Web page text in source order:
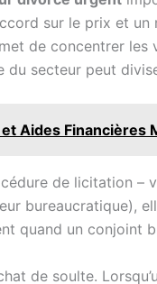
sur le prix et
de concentrer
du secteur peut
Aides Financières
de licitation
bureaucratique),
quand un conjoint
de soulte.